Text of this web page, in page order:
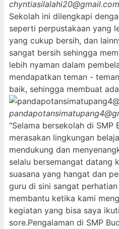
chyntiasilalahi20@gmail.com
Sekolah ini dilengkapi
seperti perpustakaan yang
yang cukup bersih, dan
sangat bersih sehingga
lebih nyaman dalam
mendapatkan teman -
baik, sehingga membuat
"Selama bersekolah di SMP
merasakan lingkungan
mendukung dan
selalu bersemangat datang
suasana yang hangat dan
guru di sini sangat
membantu ketika kami
kegiatan yang bisa saya
sore.Pengalaman di SMP